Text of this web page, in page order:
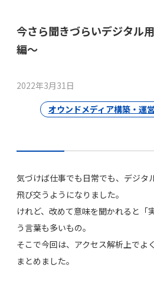
今さら聞きづらいデジタル
編～
2022年3月31日
オウンドメディア構築・運営
気づけば仕事でも日常でも、デジタ
飛び交うようになりました。
けれど、改めて意味を聞かれると
う言葉も多いもの。
そこで今回は、アクセス解析上でよ
まとめました。